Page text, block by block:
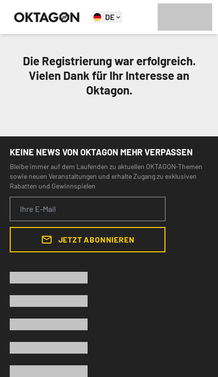
DE
Die Registrierung war erfolgreich.
Vielen Dank für Ihr Interesse an
Oktagon.
KEINE NEWS VON OKTAGON MEHR VERPASSEN
Bleibe immer auf dem Laufenden zu aktuellen OKTAGON-Themen
sowie neuen Veranstaltungen und erhalte Zugang zu exklusiven
Rabatten und Gewinnspielen
JETZT ABONNIEREN